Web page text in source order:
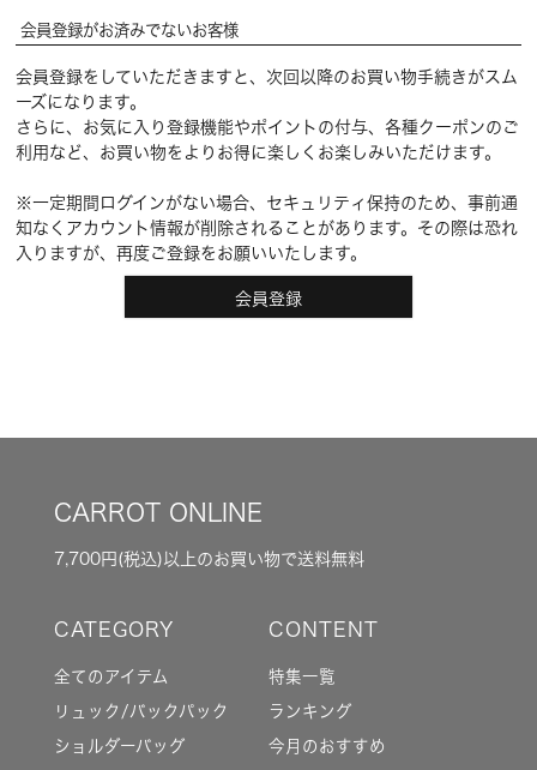
会員登録がお済みでないお客様
会員登録をしていただきますと、次回以降のお買い物手続きがスム
ーズになります。
さらに、お気に入り登録機能やポイントの付与、各種クーポンのご
利用など、お買い物をよりお得に楽しくお楽しみいただけます。
※一定期間ログインがない場合、セキュリティ保持のため、事前通
知なくアカウント情報が削除されることがあります。その際は恐れ
入りますが、再度ご登録をお願いいたします。
会員登録
CARROT ONLINE
7,700円(税込)以上のお買い物で送料無料
全てのアイテム
リュック/バックパック
ショルダーバッグ
特集一覧
ランキング
今月のおすすめ